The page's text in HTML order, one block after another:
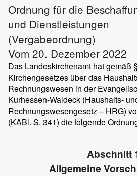
Ordnung für die
und Dienstleistungen
(Vergabeordnung)
Vom 20. Dezember 2022
Das Landeskirchenamt hat gemäß
Kirchengesetzes über das
Rechnungswesen in der
Kurhessen-Waldeck (Haushalts-
Rechnungswesengesetz – HRG)
(KABl. S. 341) die folgende
Abschnitt
Allgemeine